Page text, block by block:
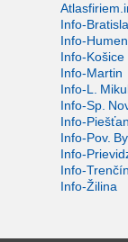
Info-
Info-
Info-Košice
Info-Martin
Info-L.
Info-Sp.
Info-
Info-Pov.
Info-
Info-Trenčín
Info-Žilina